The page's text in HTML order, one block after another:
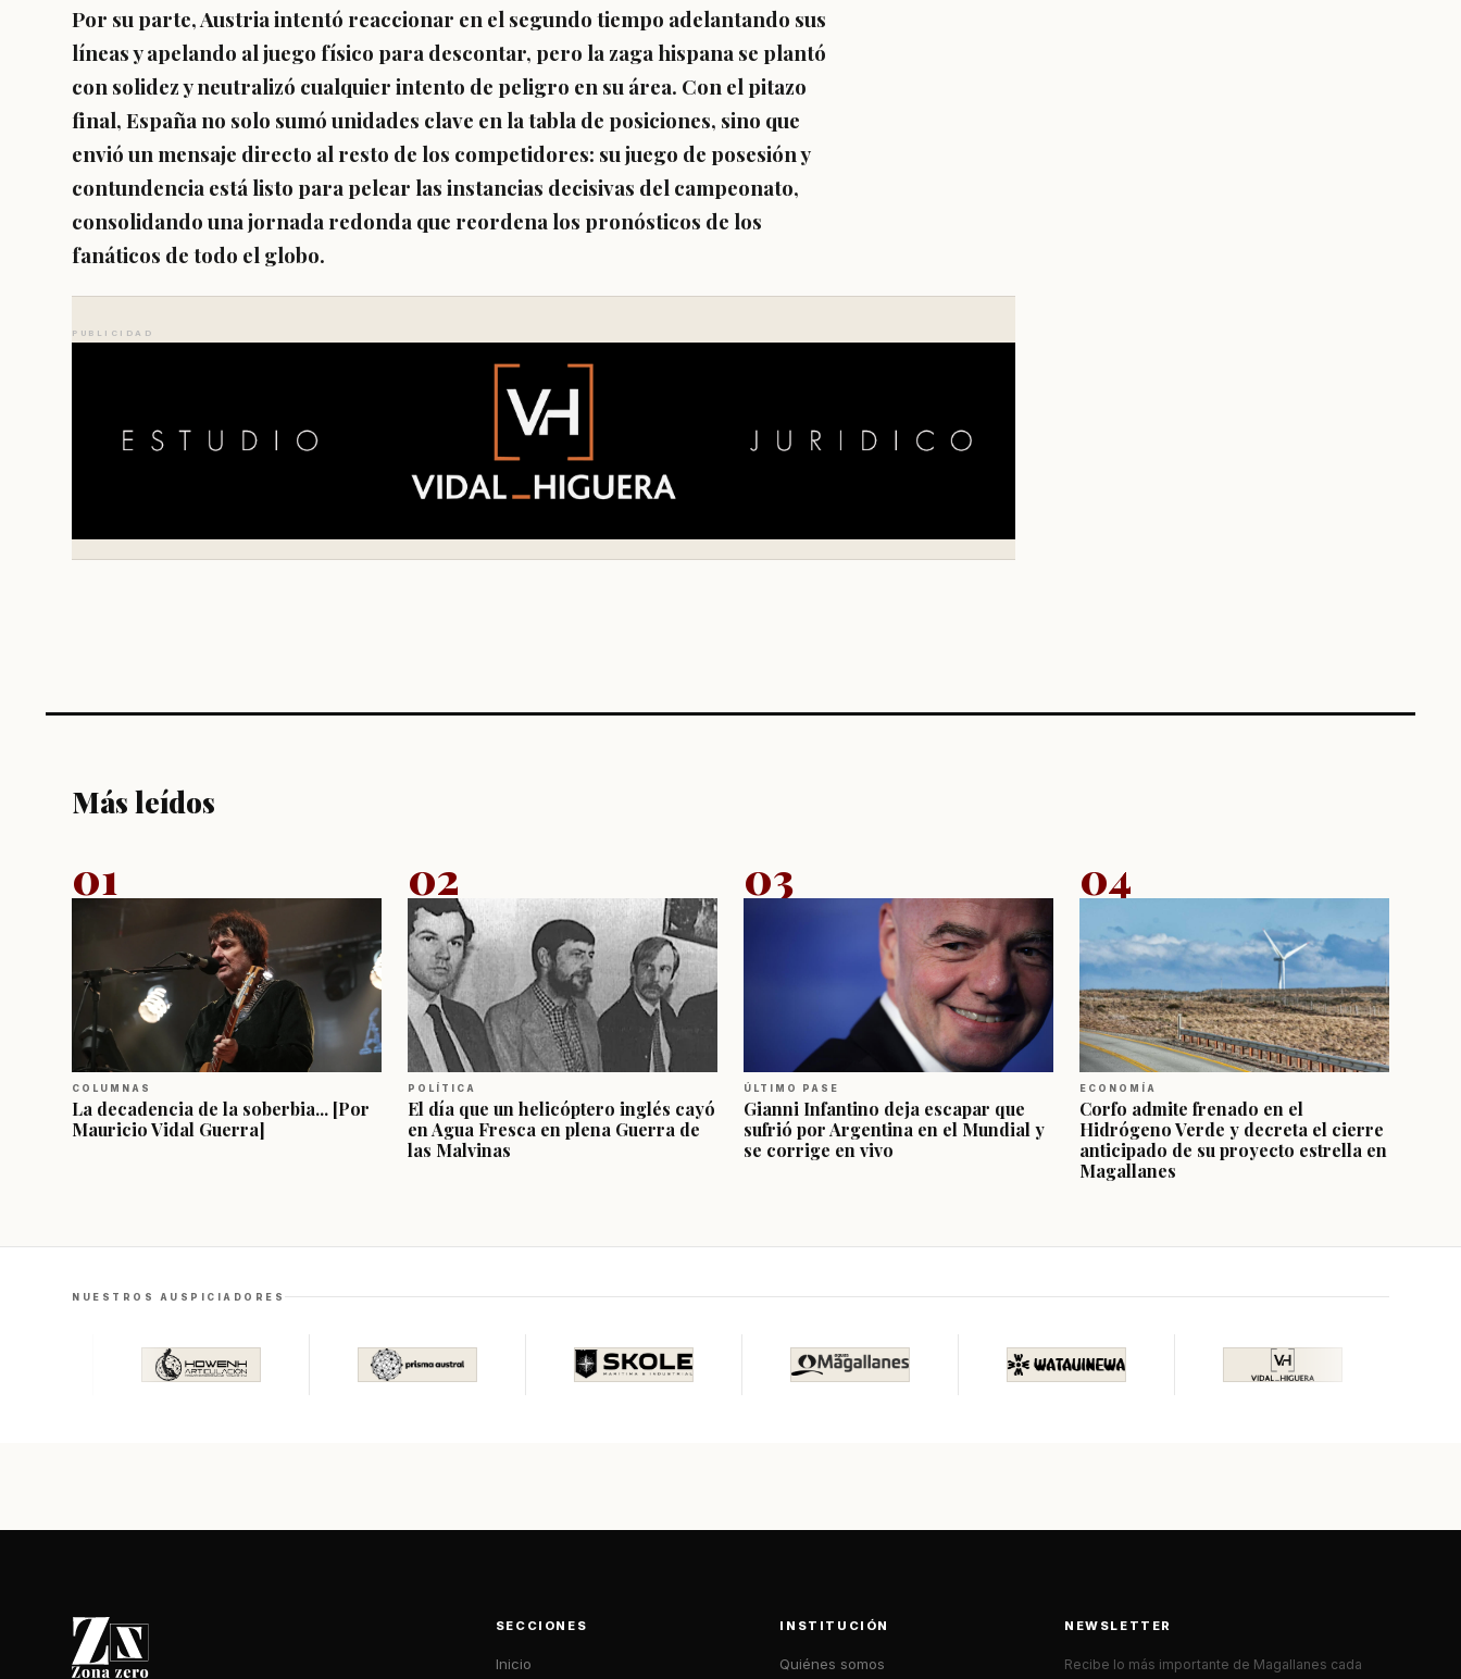
Por su parte, Austria intentó reaccionar en el segundo tiempo adelantando sus
líneas y apelando al juego físico para descontar, pero la zaga hispana se plantó
con solidez y neutralizó cualquier intento de peligro en su área. Con el pitazo
final, España no solo sumó unidades clave en la tabla de posiciones, sino que
envió un mensaje directo al resto de los competidores: su juego de posesión y
contundencia está listo para pelear las instancias decisivas del campeonato,
consolidando una jornada redonda que reordena los pronósticos de los
fanáticos de todo el globo.
PUBLICIDAD
Más leídos
01
COLUMNAS
La decadencia de la soberbia... [Por
Mauricio Vidal Guerra]
02
POLÍTICA
El día que un helicóptero inglés cayó
en Agua Fresca en plena Guerra de
las Malvinas
03
ÚLTIMO PASE
Gianni Infantino deja escapar que
sufrió por Argentina en el Mundial y
se corrige en vivo
04
ECONOMÍA
Corfo admite frenado en el
Hidrógeno Verde y decreta el cierre
anticipado de su proyecto estrella en
Magallanes
NUESTROS AUSPICIADORES
SECCIONES
Inicio
INSTITUCIÓN
Quiénes somos
NEWSLETTER
Recibe lo más importante de Magallanes cada